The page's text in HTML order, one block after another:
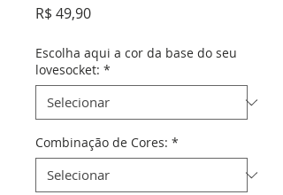
R$ 49,90Preço
Escolha aqui a cor da base do seu
lovesocket: *
Combinação de Cores: *